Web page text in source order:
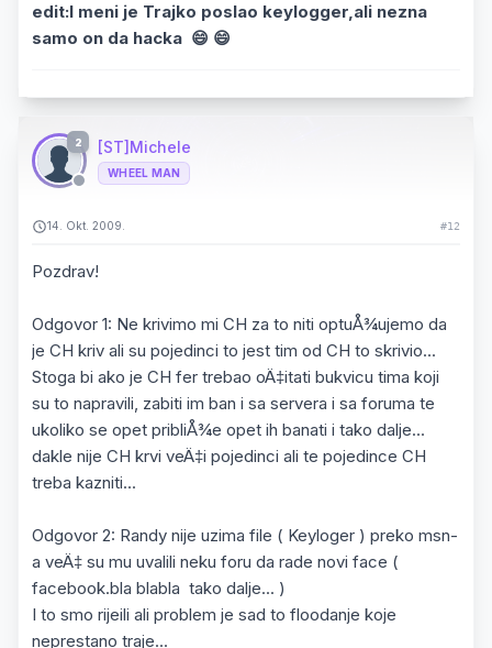
edit:I meni je Trajko poslao keylogger,ali nezna
samo on da hacka 😄 😄
2 [ST]Michele
WHEEL MAN
14. Okt. 2009. #12
Pozdrav!
Odgovor 1: Ne krivimo mi CH za to niti optuÅ¾ujemo da
je CH kriv ali su pojedinci to jest tim od CH to skrivio...
Stoga bi ako je CH fer trebao oÄ‡itati bukvicu tima koji
su to napravili, zabiti im ban i sa servera i sa foruma te
ukoliko se opet pribliÅ¾e opet ih banati i tako dalje...
dakle nije CH krvi veÄ‡i pojedinci ali te pojedince CH
treba kazniti...
Odgovor 2: Randy nije uzima file ( Keyloger ) preko msn-
a veÄ‡ su mu uvalili neku foru da rade novi face (
facebook.bla blabla tako dalje... )
I to smo rijeili ali problem je sad to floodanje koje
neprestano traje...